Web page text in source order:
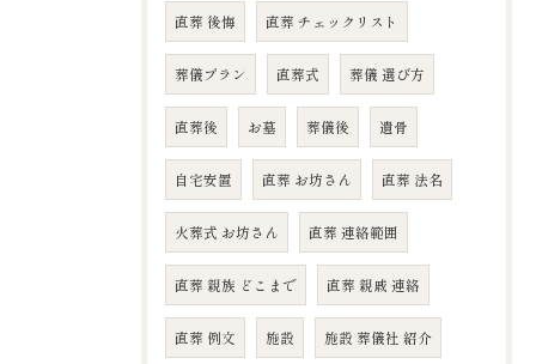
直葬 後悔 直葬 チェックリスト
葬儀プラン 直葬式 葬儀 選び方
直葬後 お墓 葬儀後 遺骨
自宅安置 直葬 お坊さん 直葬 法名
火葬式 お坊さん 直葬 連絡範囲
直葬 親族 どこまで 直葬 親戚 連絡
直葬 例文 施設 施設 葬儀社 紹介